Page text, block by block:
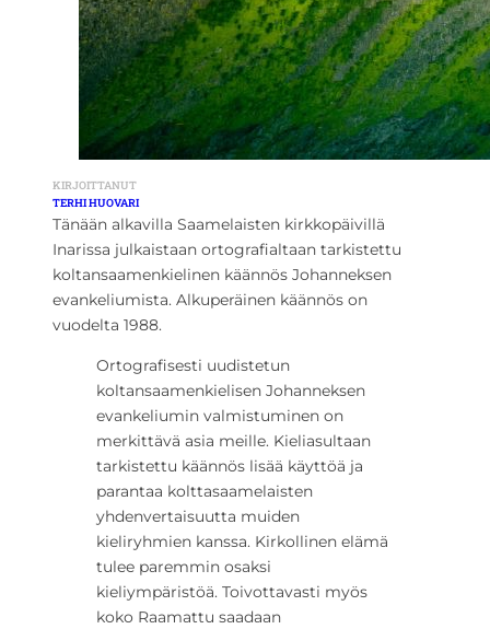
KIRJOITTANUT
TERHI HUOVARI
Tänään alkavilla Saamelaisten kirkkopäivillä
Inarissa julkaistaan ortografialtaan tarkistettu
koltansaamenkielinen käännös Johanneksen
evankeliumista. Alkuperäinen käännös on
vuodelta 1988.
Ortografisesti uudistetun
koltansaamenkielisen Johanneksen
evankeliumin valmistuminen on
merkittävä asia meille. Kieliasultaan
tarkistettu käännös lisää käyttöä ja
parantaa kolttasaamelaisten
yhdenvertaisuutta muiden
kieliryhmien kanssa. Kirkollinen elämä
tulee paremmin osaksi
kieliympäristöä. Toivottavasti myös
koko Raamattu saadaan